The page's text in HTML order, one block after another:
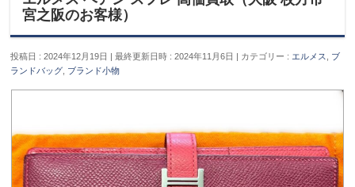
宮之阪のお客様）
投稿日 : 2024年12月19日 最終更新日時 : 2024年11月6日 カテゴリー : エルメス
ブ
ランドバッグ ブランド小物